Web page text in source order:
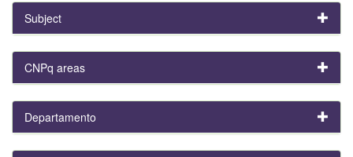
Subject
CNPq areas
Departamento